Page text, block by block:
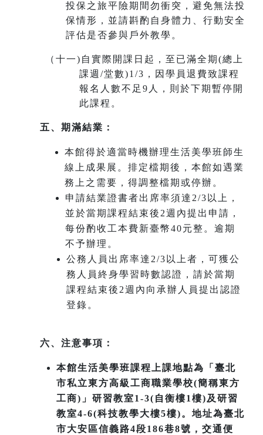
投保之旅平險期間勿衝突，避免無法投
保情形，並請斟酌自身體力、行動安全
評估是否參與戶外教學。
（十一) 自實際開課日起，至已滿全期(總上
課週/堂數)1/3，因學員退費致課程
報名人數不足9人，則於下期暫停開
此課程。
五、期滿結業：
本館得於適當時機辦理生活美學班師生
線上成果展。排定檔期後，本館如遇業
務上之需要，得調整檔期或停辦。
申請結業證書者出席率須達2/3以上，
並於當期課程結束後2週內提出申請，
每份酌收工本費新臺幣40元整。逾期
不予辦理。
公務人員出席率達2/3以上者，可獲公
務人員終身學習時數認證，請於當期
課程結束後2週內向承辦人員提出認證
登錄。
六、注意事項：
本館生活美學班課程上課地點為「臺北
市私立東方高級工商職業學校(簡稱東方
工商)」研習教室1-3(自衡樓1樓)及研習
教室4-6(科技教學大樓5樓)。地址為臺北
市大安區信義路4段186巷8號，交通便